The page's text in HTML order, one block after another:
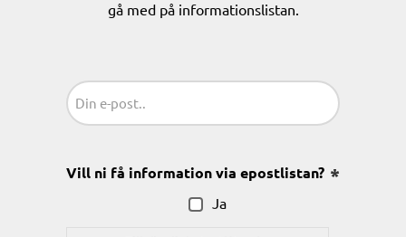
gå med på informationslistan.
Vill ni få information via epostlistan?
Ja